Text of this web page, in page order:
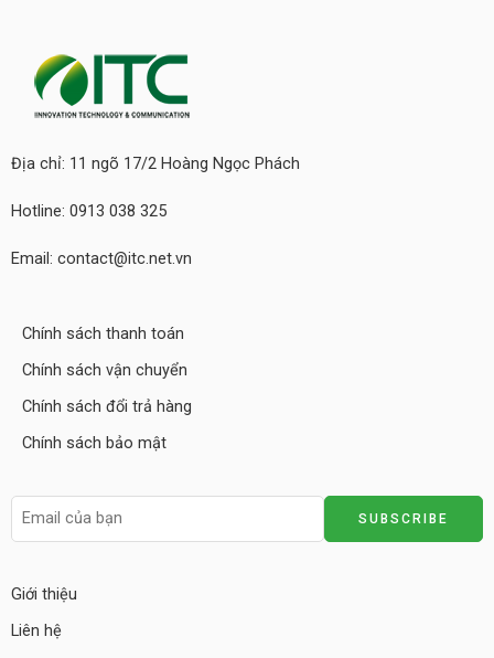
Địa chỉ: 11 ngõ 17/2 Hoàng Ngọc Phách
Hotline: 0913 038 325
Email: contact@itc.net.vn
Chính sách thanh toán
Chính sách vận chuyển
Chính sách đổi trả hàng
Chính sách bảo mật
Giới thiệu
Liên hệ